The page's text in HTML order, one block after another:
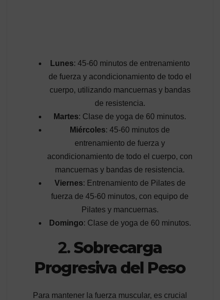
Lunes: 45-60 minutos de entrenamiento
de fuerza y acondicionamiento de todo el
cuerpo, utilizando mancuernas y bandas
de resistencia.
Martes: Clase de yoga de 60 minutos.
Miércoles: 45-60 minutos de
entrenamiento de fuerza y
acondicionamiento de todo el cuerpo, con
mancuernas y bandas de resistencia.
Viernes: Entrenamiento de Pilates de
fuerza de 45-60 minutos, con equipo de
Pilates y mancuernas.
Domingo: Clase de yoga de 60 minutos.
2. Sobrecarga
Progresiva del Peso
Para mantener la fuerza muscular, es crucial